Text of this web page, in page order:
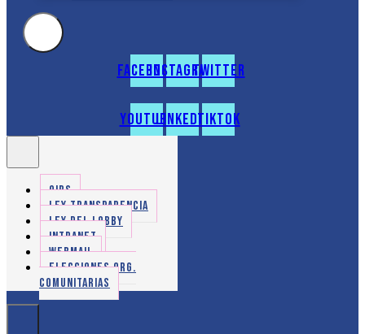
FacebookInstagramTwitter
YoutubeLinkedinTiktok
OIRS
LEY TRANSPARENCIA
LEY DEL LOBBY
INTRANET
WEBMAIL
ELECCIONES ORG.
COMUNITARIAS